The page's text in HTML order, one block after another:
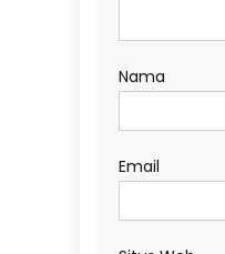
Nama
Email